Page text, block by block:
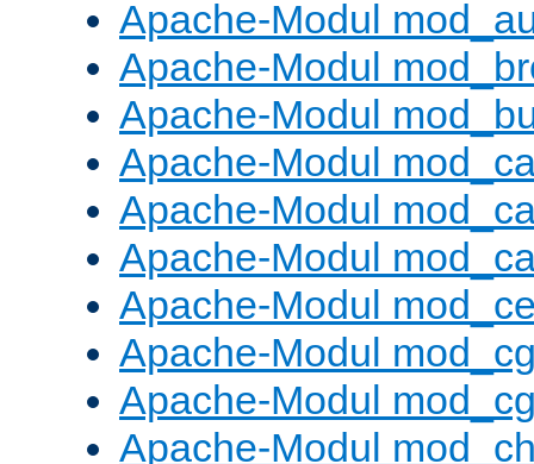
Apache-Modul
Apache-Modul
Apache-Modul
Apache-Modul
Apache-Modul
Apache-Modul
Apache-Modul
Apache-Modul
Apache-Modul
Apache-Modul